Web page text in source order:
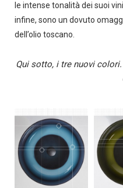
le intense tonalità dei suoi vini.
infine, sono un dovuto
dell’olio toscano.
Qui sotto, i tre nuovi